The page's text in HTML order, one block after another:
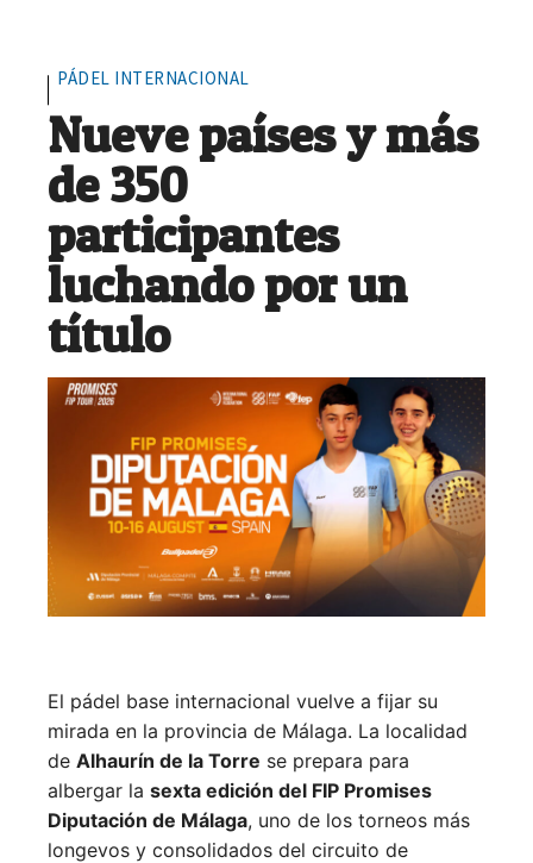
PÁDEL INTERNACIONAL
Nueve países y más
de 350
participantes
luchando por un
título
El pádel base internacional vuelve a fijar su
mirada en la provincia de Málaga. La localidad
de Alhaurín de la Torre se prepara para
albergar la sexta edición del FIP Promises
Diputación de Málaga, uno de los torneos más
longevos y consolidados del circuito de